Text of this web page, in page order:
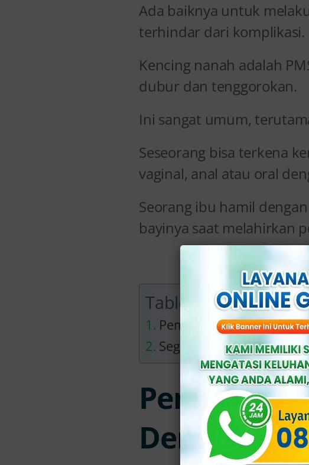
Ada baiknya untuk
terhindar dari komplikasi.
Kencing nanah adalah
dubur dan tenggorokan.
Ini sangat umum,
Seseorang bisa terkena
vaginal, anal atau oral
Seorang ibu hamil
bayinya saat melahirkan
Table of Contents
Pemeriksaan Kencing
Segera Lakukan
Dengan